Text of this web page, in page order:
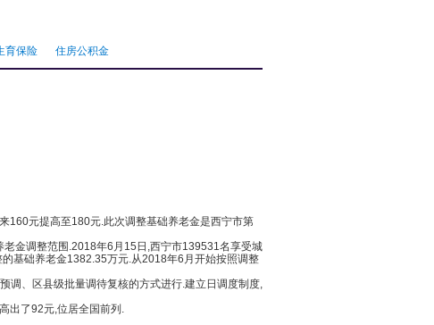
育保险 住房公积金
元提高至180元.此次调整基础养老金是西宁市第
金调整范围.2018年6月15日,西宁市139531名享受城
基础养老金1382.35万元.从2018年6月开始按照调整
、区县级批量调待复核的方式进行.建立日调度制度,
出了92元,位居全国前列.